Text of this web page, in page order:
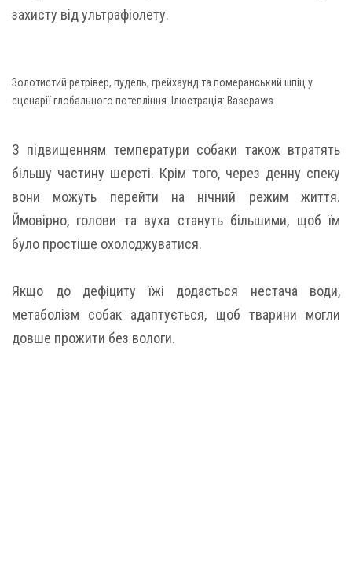
захисту від ультрафіолету.
Золотистий ретрівер, пудель, грейхаунд та померанський шпіц у
сценарії глобального потепління. Ілюстрація: Basepaws
З підвищенням температури собаки також втратять
більшу частину шерсті. Крім того, через денну спеку
вони можуть перейти на нічний режим життя.
Ймовірно, голови та вуха стануть більшими, щоб їм
було простіше охолоджуватися.
Якщо до дефіциту їжі додасться нестача води,
метаболізм собак адаптується, щоб тварини могли
довше прожити без вологи.